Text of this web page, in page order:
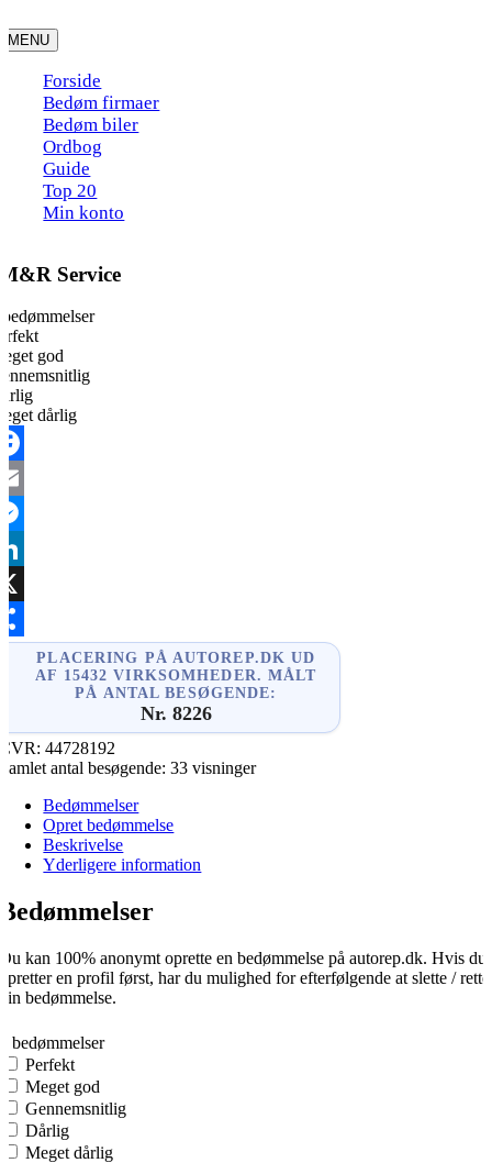
to
content
MENU
Forside
Bedøm firmaer
Bedøm biler
Ordbog
Guide
Top 20
Min konto
M&R Service
god
dårlig
PLACERING PÅ AUTOREP.DK UD
AF 15432 VIRKSOMHEDER. MÅLT
PÅ ANTAL BESØGENDE:
Nr. 8226
CVR:44728192
Samlet antal besøgende:33 visninger
Bedømmelser
Opret bedømmelse
Beskrivelse
Yderligere information
Bedømmelser
Du kan 100% anonymt oprette en bedømmelse på autorep.dk. Hvis du
opretter en profil først, har du mulighed for efterfølgende at slette / rette
din bedømmelse.
0 bedømmelser
Perfekt
Meget god
Gennemsnitlig
Dårlig
Meget dårlig